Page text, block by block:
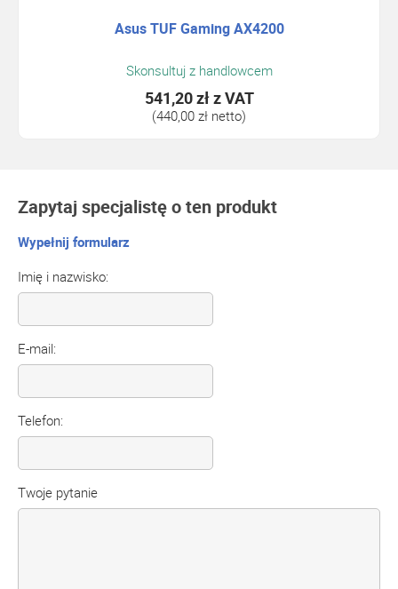
Asus TUF Gaming AX4200
Skonsultuj z handlowcem
541,20 złz VAT
(440,00 zł netto)
Zapytaj specjalistę o ten produkt
Wypełnij formularz
Imię i nazwisko:
E-mail:
Telefon:
Twoje pytanie